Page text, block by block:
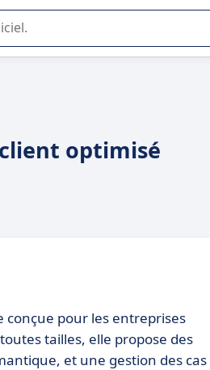
SaaS en entreprise.
optimisé
pour les entreprises
tailles, elle propose des
et une gestion des cas